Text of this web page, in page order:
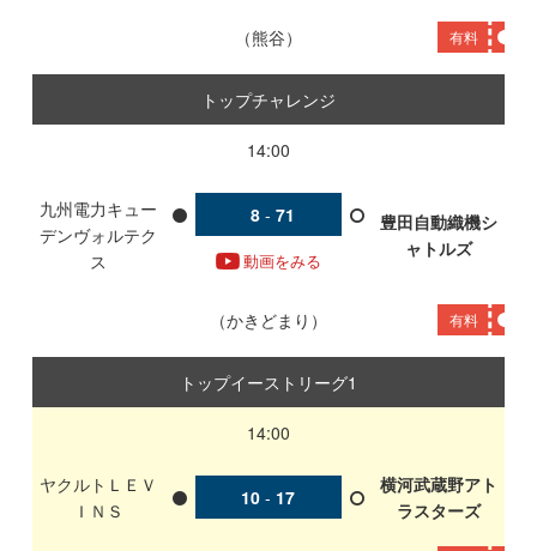
熊谷 有料
トップチャレンジ
14:00
九州電力キュー
デンヴォルテク
ス
8 - 71
動画をみる
豊田自動織機シ
ャトルズ
かきどまり 有料
トップイーストリーグ1
14:00
ヤクルトＬＥＶ
ＩＮＳ
10 - 17
横河武蔵野アト
ラスターズ